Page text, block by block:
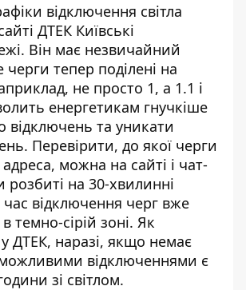
відключення світла
ДТЕК Київські
. Він має незвичайний
черги тепер поділені на
не просто 1, а 1.1 і
енергетикам гнучкіше
відключень та уникати
Перевірити, до якої черги
можна на сайті і чат-
розбиті на 30-хвилинні
час відключення черг вже
темно-сірій зоні. Як
ДТЕК, наразі, якщо немає
відключеннями є
зі світлом.